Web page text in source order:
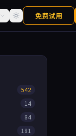
免费试用
542
14
84
181